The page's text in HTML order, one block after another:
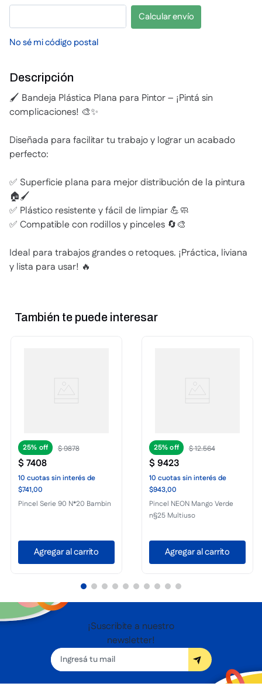
No sé mi código postal
Calcular envío
Descripción
🖌️ Bandeja Plástica Plana para Pintor – ¡Pintá sin
complicaciones! 🎨✨
Diseñada para facilitar tu trabajo y lograr un acabado
perfecto:
✅ Superficie plana para mejor distribución de la pintura
🏠🖌️
✅ Plástico resistente y fácil de limpiar 💪🧼
✅ Compatible con rodillos y pinceles 🔄🎨
Ideal para trabajos grandes o retoques. ¡Práctica, liviana
y lista para usar! 🔥
También te puede interesar
25% $9878
$7408
10 cuotassin interésde
$741,00
Pincel Serie 90 N*20 Bambin
Agregar al carrito
25% $12.564
$9423
10 cuotassin interésde
$943,00
Pincel NEON Mango Verde
n§25 Multiuso
Agregar al carrito
¡Suscribite a nuestro
newsletter!